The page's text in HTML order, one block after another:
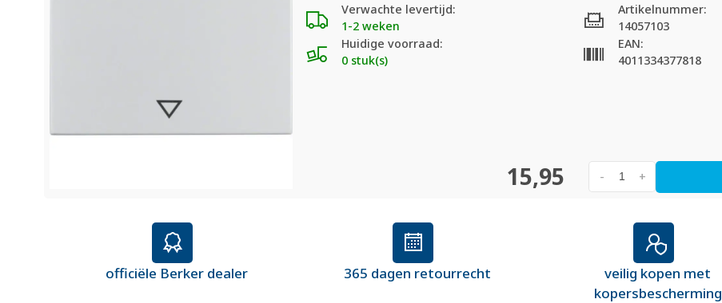
Verwachte levertijd:
1-2 weken
Huidige voorraad:
0 stuk(s)
Artikelnummer:
14057103
EAN:
4011334377818
15,95 +
-
officiële Berker dealer 365 dagen retourrecht
veilig kopen met
kopersbescherming